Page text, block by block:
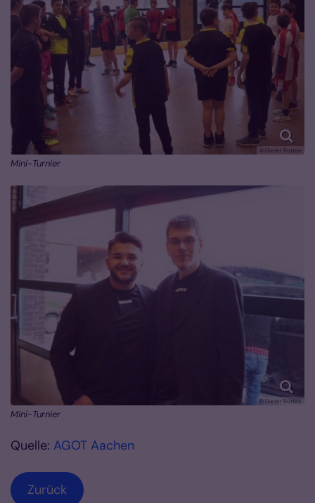
© Dieter Rütten
Mini-Turnier
© Dieter Rütten
Mini-Turnier
Quelle: AGOT Aachen
Zurück